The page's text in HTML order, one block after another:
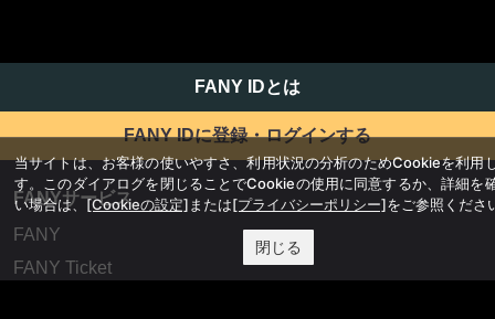
FANY IDとは
FANY IDに登録・ログインする
FANYサービス
FANY
FANY Ticket
当サイトは、お客様の使いやすさ、利用状況の分析のためCookieを利用
す。このダイアログを閉じることでCookieの使用に同意するか、詳細を
い場合は、[Cookieの設定] または[プライバシーポリシー]をご参照くださ
閉じる